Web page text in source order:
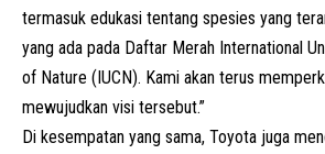
termasuk edukasi tentang spesies yang
yang ada pada Daftar Merah International
of Nature (IUCN). Kami akan terus
mewujudkan visi tersebut.”
Di kesempatan yang sama, Toyota juga